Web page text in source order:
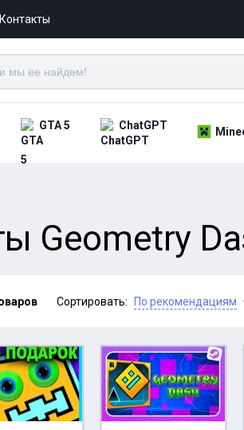
Контакты
GTA 5 ChatGPT
Geometry
Сортировать: По рекомендациям